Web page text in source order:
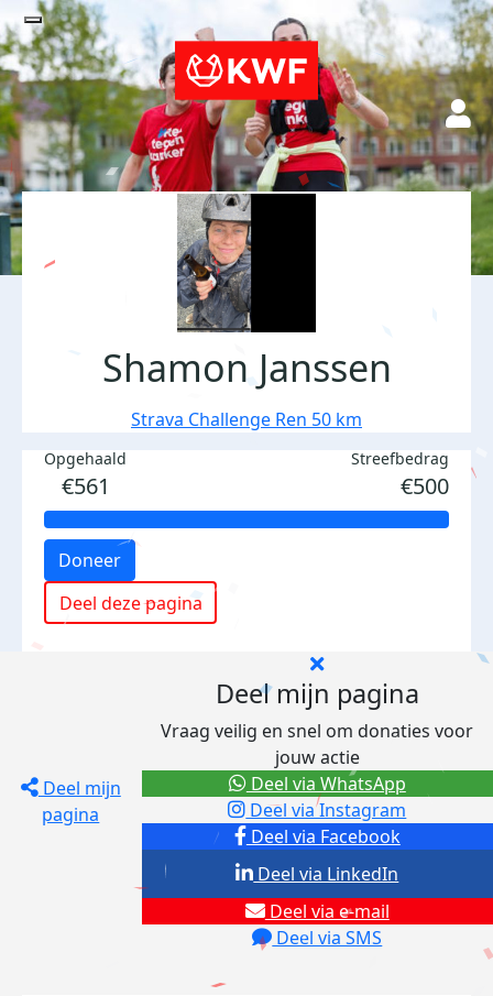
Shamon Janssen
Strava Challenge Ren 50 km
Opgehaald
€561
Streefbedrag
€500
Doneer
Deel deze pagina
Deel mijn
pagina
Deel mijn pagina
Vraag veilig en snel om donaties voor
jouw actie
Deel via Facebook
Deel via Instagram
Deel via e-mail
Deel via SMS
Deel via LinkedIn
Deel via WhatsApp